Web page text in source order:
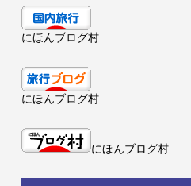
にほんブログ村
にほんブログ村
にほんブログ村